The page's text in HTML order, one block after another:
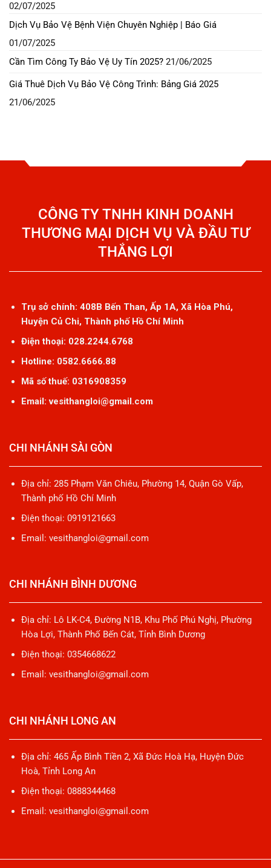
02/07/2025
Dịch Vụ Bảo Vệ Bệnh Viện Chuyên Nghiệp | Báo Giá
01/07/2025
Cần Tìm Công Ty Bảo Vệ Uy Tín 2025? 21/06/2025
Giá Thuê Dịch Vụ Bảo Vệ Công Trình: Bảng Giá 2025
21/06/2025
CÔNG TY TNHH KINH DOANH
THƯƠNG MẠI DỊCH VỤ VÀ ĐẦU TƯ
THẮNG LỢI
Trụ sở chính: 408B Bến Than, Ấp 1A, Xã Hòa Phú,
Huyện Củ Chi, Thành phố Hồ Chí Minh
Điện thoại: 028.2244.6768
Hotline: 0582.6666.88
Mã số thuế: 0316908359
Email: vesithangloi@gmail.com
CHI NHÁNH SÀI GÒN
Địa chỉ: 285 Phạm Văn Chiêu, Phường 14, Quận Gò Vấp,
Thành phố Hồ Chí Minh
Điện thoại: 0919121663
Email: vesithangloi@gmail.com
CHI NHÁNH BÌNH DƯƠNG
Địa chỉ: Lô LK-C4, Đường N1B, Khu Phố Phú Nghị, Phường
Hòa Lợi, Thành Phố Bến Cát, Tỉnh Bình Dương
Điện thoại: 0354668622
Email: vesithangloi@gmail.com
CHI NHÁNH LONG AN
Địa chỉ: 465 Ấp Bình Tiền 2, Xã Đức Hoà Hạ, Huyện Đức
Hoà, Tỉnh Long An
Điện thoại: 0888344468
Email: vesithangloi@gmail.com